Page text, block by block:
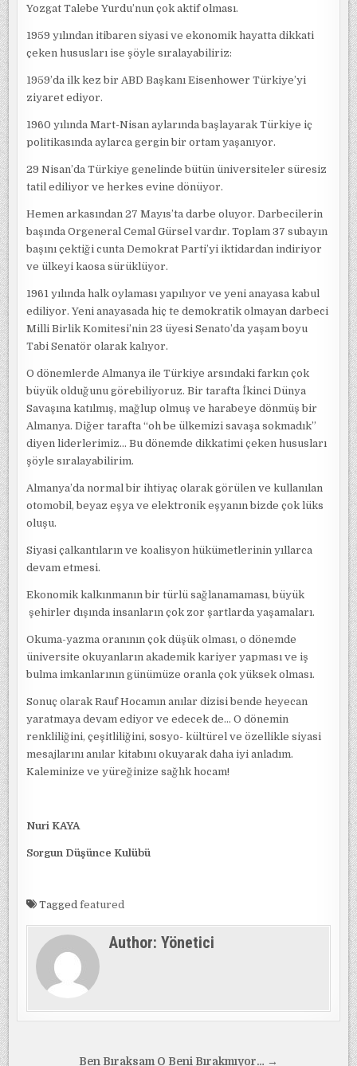
Yozgat Talebe Yurdu’nun çok aktif olması.
1959 yılından itibaren siyasi ve ekonomik hayatta dikkati
çeken hususları ise şöyle sıralayabiliriz:
1959’da ilk kez bir ABD Başkanı Eisenhower Türkiye’yi
ziyaret ediyor.
1960 yılında Mart-Nisan aylarında başlayarak Türkiye iç
politikasında aylarca gergin bir ortam yaşanıyor.
29 Nisan’da Türkiye genelinde bütün üniversiteler süresiz
tatil ediliyor ve herkes evine dönüyor.
Hemen arkasından 27 Mayıs’ta darbe oluyor. Darbecilerin
başında Orgeneral Cemal Gürsel vardır. Toplam 37 subayın
başını çektiği cunta Demokrat Parti’yi iktidardan indiriyor
ve ülkeyi kaosa sürüklüyor.
1961 yılında halk oylaması yapılıyor ve yeni anayasa kabul
ediliyor. Yeni anayasada hiç te demokratik olmayan darbeci
Milli Birlik Komitesi’nin 23 üyesi Senato’da yaşam boyu
Tabi Senatör olarak kalıyor.
O dönemlerde Almanya ile Türkiye arsındaki farkın çok
büyük olduğunu görebiliyoruz. Bir tarafta İkinci Dünya
Savaşına katılmış, mağlup olmuş ve harabeye dönmüş bir
Almanya. Diğer tarafta “oh be ülkemizi savaşa sokmadık”
diyen liderlerimiz… Bu dönemde dikkatimi çeken hususları
şöyle sıralayabilirim.
Almanya’da normal bir ihtiyaç olarak görülen ve kullanılan
otomobil, beyaz eşya ve elektronik eşyanın bizde çok lüks
oluşu.
Siyasi çalkantıların ve koalisyon hükümetlerinin yıllarca
devam etmesi.
Ekonomik kalkınmanın bir türlü sağlanamaması, büyük
şehirler dışında insanların çok zor şartlarda yaşamaları.
Okuma-yazma oranının çok düşük olması, o dönemde
üniversite okuyanların akademik kariyer yapması ve iş
bulma imkanlarının günümüze oranla çok yüksek olması.
Sonuç olarak Rauf Hocamın anılar dizisi bende heyecan
yaratmaya devam ediyor ve edecek de… O dönemin
renkliliğini, çeşitliliğini, sosyo- kültürel ve özellikle siyasi
mesajlarını anılar kitabını okuyarak daha iyi anladım.
Kaleminize ve yüreğinize sağlık hocam!
Nuri KAYA
Sorgun Düşünce Kulübü
Taggedfeatured
Author:Yönetici
Ben Bıraksam O Beni Bırakmıyor… →